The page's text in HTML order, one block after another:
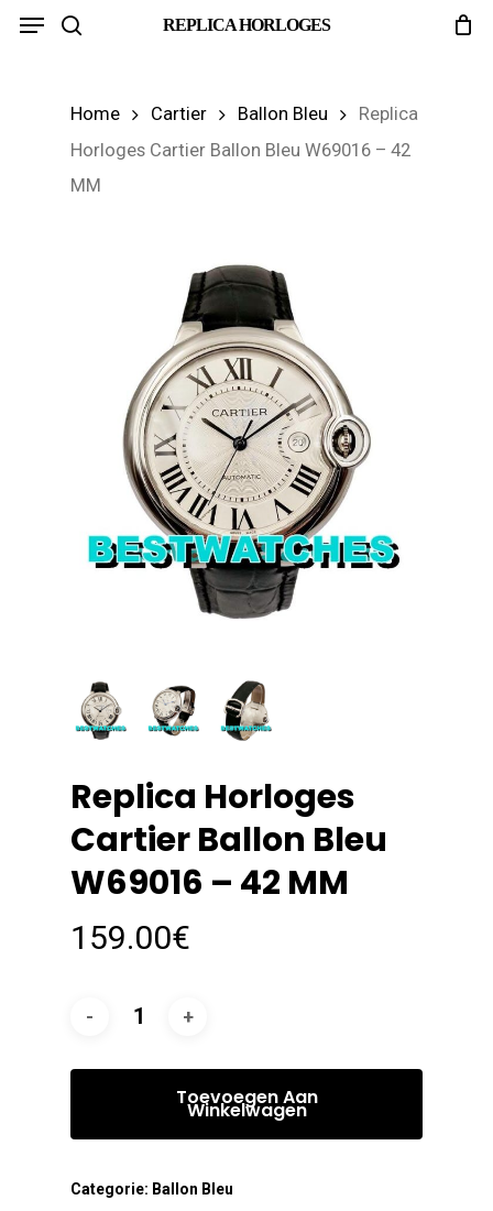
Skip
REPLICA HORLOGES
Menu
Home Cartier Ballon Bleu
Replica
Horloges Cartier Ballon Bleu W69016 – 42
MM
Replica Horloges
Cartier Ballon Bleu
W69016 – 42 MM
159.00€
Toevoegen Aan
Winkelwagen
Categorie: Ballon Bleu